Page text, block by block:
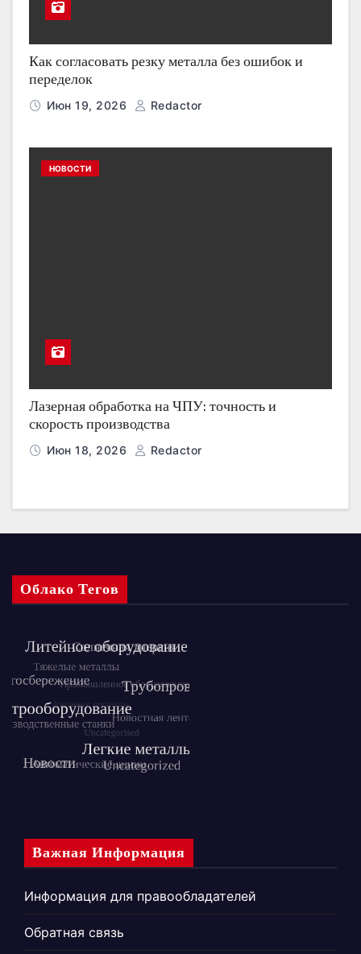
Как согласовать резку металла без ошибок и
переделок
Июн 19, 2026 Redactor
НОВОСТИ
Лазерная обработка на ЧПУ: точность и
скорость производства
Июн 18, 2026 Redactor
Облако Тегов
Важная Информация
Информация для правообладателей
Обратная связь